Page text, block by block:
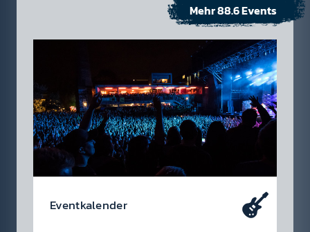
Mehr 88.6 Events
Event­kalen­der